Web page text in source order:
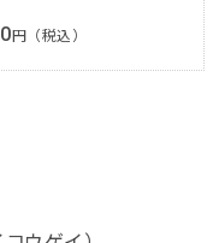
円（税込）